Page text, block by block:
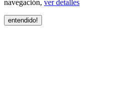
navegación, ver detalles
entendido!